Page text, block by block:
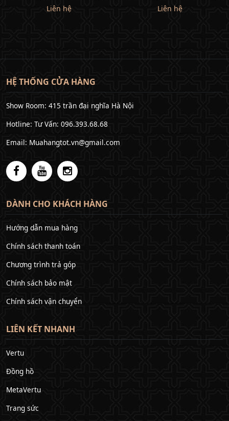
Liên hệ Liên hệ
HỆ THỐNG CỬA HÀNG
Show Room: 415 trần đại nghĩa Hà Nội
Hotline: Tư Vấn: 096.393.68.68
Email: Muahangtot.vn@gmail.com
DÀNH CHO KHÁCH HÀNG
Hướng dẫn mua hàng
Chính sách thanh toán
Chương trình trả góp
Chính sách bảo mật
Chính sách vận chuyển
LIÊN KẾT NHANH
Vertu
Đồng hồ
MetaVertu
Trang sức